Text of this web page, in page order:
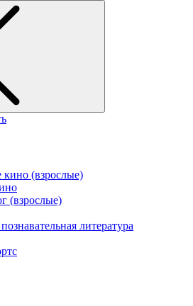
кино (взрослые)
(взрослые)
литература